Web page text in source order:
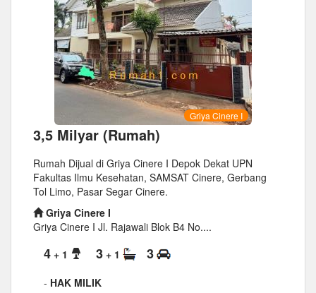
Griya Cinere I
3,5 Milyar (Rumah)
Rumah Dijual di Griya Cinere I Depok Dekat UPN
Fakultas Ilmu Kesehatan, SAMSAT Cinere, Gerbang
Tol Limo, Pasar Segar Cinere.
Griya Cinere I
Griya Cinere I Jl. Rajawali Blok B4 No....
4 + 1 3 + 1 3
- HAK MILIK